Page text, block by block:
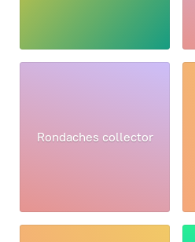
Rondaches collector